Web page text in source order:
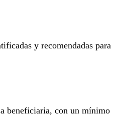
y recomendadas para
beneficiaria, con un mínimo